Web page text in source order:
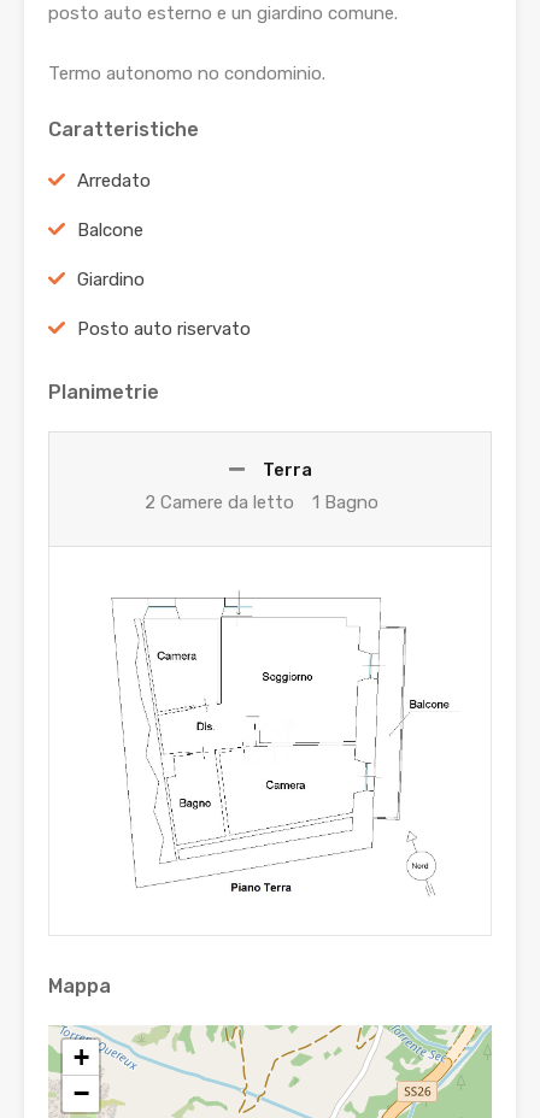
posto auto esterno e un giardino comune.
Termo autonomo no condominio.
Caratteristiche
Arredato
Balcone
Giardino
Posto auto riservato
Planimetrie
Terra
2 Camere da letto
1 Bagno
Mappa
+
−